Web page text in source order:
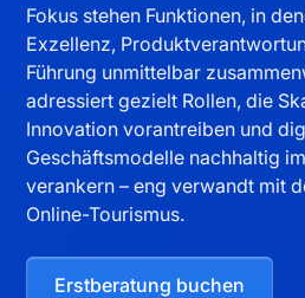
Fokus stehen Funktionen, in
Exzellenz,
Führung unmittelbar
adressiert gezielt Rollen, die
Innovation vorantreiben und
Geschäftsmodelle nachhaltig
verankern – eng verwandt mit
Online-Tourismus.
Erstberatung buchen